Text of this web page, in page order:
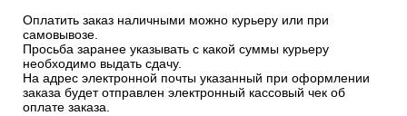
Оплатить заказ наличными можно курьеру или при
самовывозе.
Просьба заранее указывать с какой суммы курьеру
необходимо выдать сдачу.
На адрес электронной почты указанный при оформлении
заказа будет отправлен электронный кассовый чек об
оплате заказа.